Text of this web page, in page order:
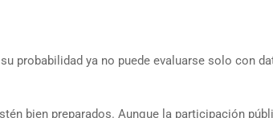
probabilidad ya no puede evaluarse solo con
bien preparados. Aunque la participación